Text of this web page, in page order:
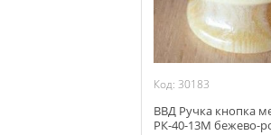
Код: 30183
ВВД Ручка кнопка
РК-40-13М бежево-